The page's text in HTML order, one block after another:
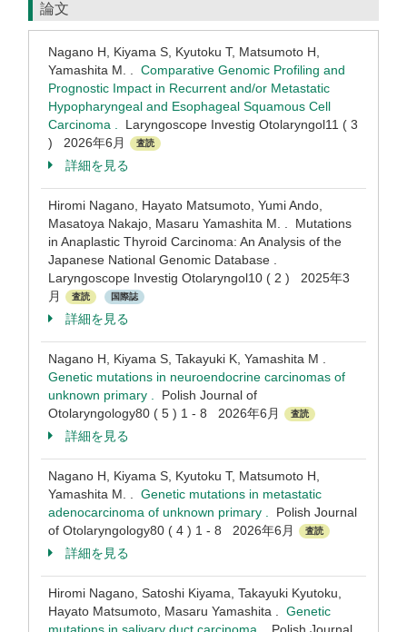
論文
Nagano H, Kiyama S, Kyutoku T, Matsumoto H,
Yamashita M. . Comparative Genomic Profiling and
Prognostic Impact in Recurrent and/or Metastatic
Hypopharyngeal and Esophageal Squamous Cell
Carcinoma . Laryngoscope Investig Otolaryngol11 ( 3
) 2026年6月
査読
詳細を見る
Hiromi Nagano, Hayato Matsumoto, Yumi Ando,
Masatoya Nakajo, Masaru Yamashita M. . Mutations
in Anaplastic Thyroid Carcinoma: An Analysis of the
Japanese National Genomic Database .
Laryngoscope Investig Otolaryngol10 ( 2 ) 2025年3
月
査読 国際誌
詳細を見る
Nagano H, Kiyama S, Takayuki K, Yamashita M .
Genetic mutations in neuroendocrine carcinomas of
unknown primary . Polish Journal of
Otolaryngology80 ( 5 ) 1 - 8 2026年6月
査読
詳細を見る
Nagano H, Kiyama S, Kyutoku T, Matsumoto H,
Yamashita M. . Genetic mutations in metastatic
adenocarcinoma of unknown primary . Polish Journal
of Otolaryngology80 ( 4 ) 1 - 8 2026年6月
査読
詳細を見る
Hiromi Nagano, Satoshi Kiyama, Takayuki Kyutoku,
Hayato Matsumoto, Masaru Yamashita . Genetic